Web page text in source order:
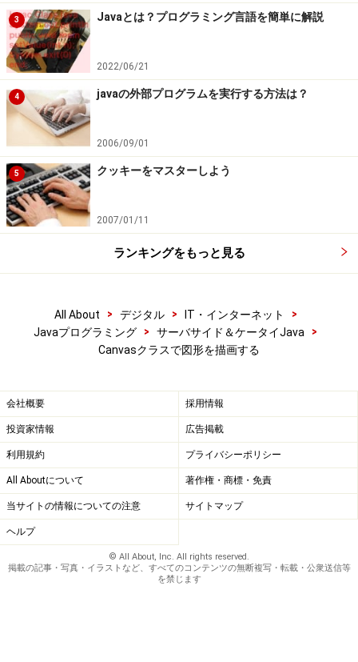
3 Javaとは？プログラミング言語を簡単に解説
2022/06/21
4 javaの外部プログラムを実行する方法は？
2006/09/01
5 クッキーをマスターしよう
2007/01/11
ランキングをもっと見る
All About > デジタル > IT・インターネット
>
Javaプログラミング
> サーバサイド＆ケータイJava
>
Canvasクラスで図形を描画する
会社概要 採用情報
投資家情報 広告掲載
利用規約 プライバシーポリシー
All Aboutについて 著作権・商標・免責
当サイトの情報についての注意 サイトマップ
ヘルプ
© All About, Inc. All rights reserved.
掲載の記事・写真・イラストなど、すべてのコンテンツの無断複写・転載・公衆送信等
を禁じます